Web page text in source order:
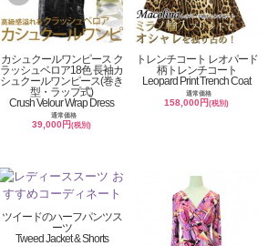
カシュクールワンピース ク
ラッシュベロア18色 長袖カ
シュクールワンピース(巻き
型・ラップ式)
Crush Velour Wrap Dress
通常価格
39,000円(税別)
トレンチコート レオパード
柄トレンチコート
Leopard Print Trench Coat
通常価格
158,000円(税別)
ツイードのハーフパンツス
ーツ
Tweed Jacket & Shorts